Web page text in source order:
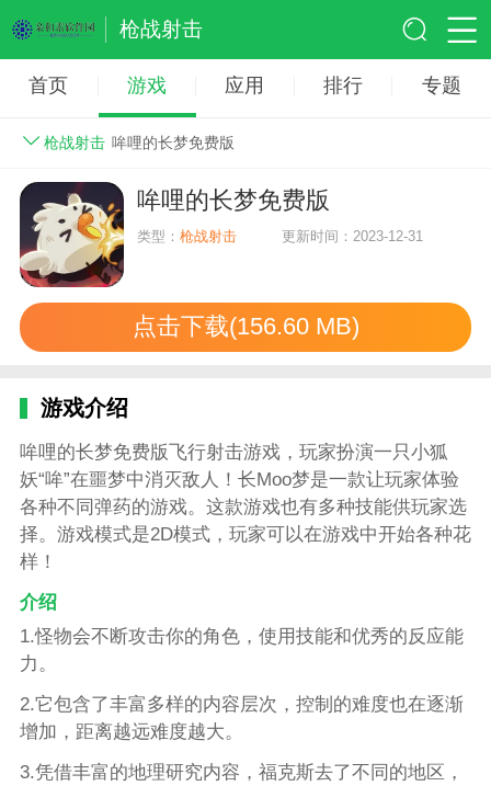
枪战射击
首页 游戏 应用 排行 专题
枪战射击 哞哩的长梦免费版
哞哩的长梦免费版
类型：枪战射击 更新时间：2023-12-31
点击下载(156.60 MB)
游戏介绍
哞哩的长梦免费版飞行射击游戏，玩家扮演一只小狐
妖“哞”在噩梦中消灭敌人！长Moo梦是一款让玩家体验
各种不同弹药的游戏。这款游戏也有多种技能供玩家选
择。游戏模式是2D模式，玩家可以在游戏中开始各种花
样！
介绍
1.怪物会不断攻击你的角色，使用技能和优秀的反应能
力。
2.它包含了丰富多样的内容层次，控制的难度也在逐渐
增加，距离越远难度越大。
3.凭借丰富的地理研究内容，福克斯去了不同的地区，